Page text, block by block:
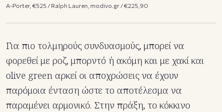
A-Porter, €525 / Ralph Lauren, modivo.gr / €225,90
Για πιο τολμηρούς συνδυασμούς, μπορεί να
φορεθεί με ροζ, μπορντό ή ακόμη και με χακί και
olive green αρκεί οι αποχρώσεις να έχουν
παρόμοια ένταση ώστε το αποτέλεσμα να
παραμένει αρμονικό. Στην πράξη, το κόκκινο